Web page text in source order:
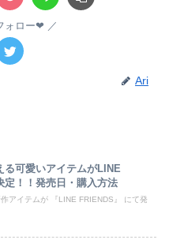
ォロー❤︎
Ari
る可愛いアイテムがLINE
定！！発売日・購入方法
アイテムが 『LINE FRIENDS』 にて発